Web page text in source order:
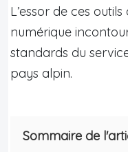
L’essor de ces
numérique
standards du
pays alpin.
Sommaire de